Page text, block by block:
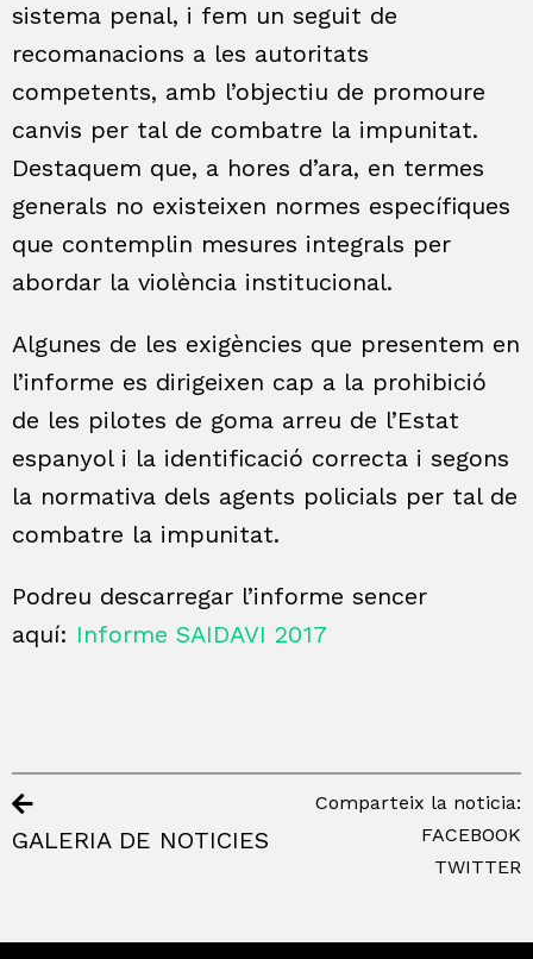
sistema penal, i fem un seguit de
recomanacions a les autoritats
competents, amb l’objectiu de promoure
canvis per tal de combatre la impunitat.
Destaquem que, a hores d’ara, en termes
generals no existeixen normes específiques
que contemplin mesures integrals per
abordar la violència institucional.
Algunes de les exigències que presentem en
l’informe es dirigeixen cap a la prohibició
de les pilotes de goma arreu de l’Estat
espanyol i la identificació correcta i segons
la normativa dels agents policials per tal de
combatre la impunitat.
Podreu descarregar l’informe sencer
aquí: Informe SAIDAVI 2017
GALERIA DE NOTICIES
Comparteix la noticia:
FACEBOOK
TWITTER